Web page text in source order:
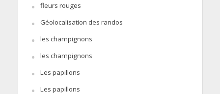
fleurs rouges
Géolocalisation des randos
les champignons
les champignons
Les papillons
Les papillons